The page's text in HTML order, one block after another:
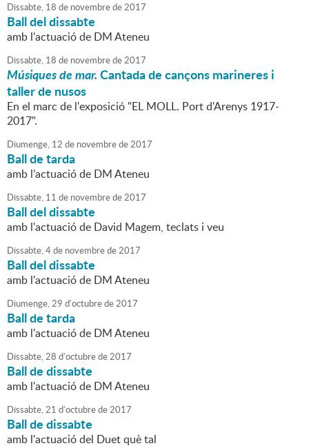
Dissabte, 18 de novembrede2017
Ball del dissabte
amb l'actuació de DM Ateneu
Dissabte, 18 de novembrede2017
Músiques de mar.Cantada de cançons marineres i
taller de nusos
En el marc de l'exposició "EL MOLL. Port d'Arenys 1917-
2017".
Diumenge, 12 de novembrede2017
Ball de tarda
amb l'actuació de DM Ateneu
Dissabte, 11 de novembrede2017
Ball del dissabte
amb l'actuació de David Magem, teclats i veu
Dissabte,4de novembrede2017
Ball del dissabte
amb l'actuació de DM Ateneu
Diumenge,29 d'octubrede2017
Ball de tarda
amb l'actuació de DM Ateneu
Dissabte,28 d'octubrede2017
Ball de dissabte
amb l'actuació de DM Ateneu
Dissabte,21 d'octubrede2017
Ball de dissabte
amb l'actuació del Duet què tal